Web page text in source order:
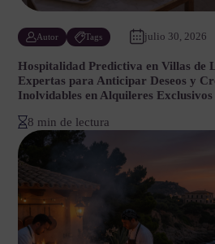
Autor Tags julio 30, 2026
Hospitalidad Predictiva en Villas de
Expertas para Anticipar Deseos y
Inolvidables en Alquileres Exclusivos
8 min de lectura